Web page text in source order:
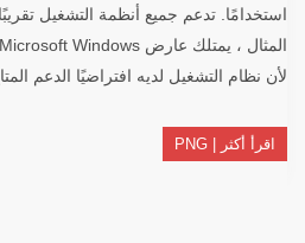
لأن نظام التشغيل لديه افتراضيًا الدعم
اقرأ أكثر | PNG